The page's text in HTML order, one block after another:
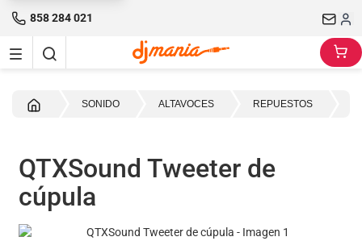
858 284 021
SONIDO ALTAVOCES REPUESTOS
QTXSound Tweeter de
cúpula